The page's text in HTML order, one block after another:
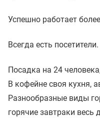
Успешно работает
Всегда есть посетители.
Посадка на 24
В кофейне своя кухня,
Разнообразные виды
горячие завтраки весь